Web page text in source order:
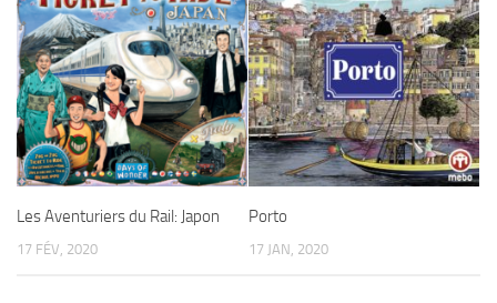
Les Aventuriers du Rail: Japon
17 FÉV, 2020
Porto
17 JAN, 2020